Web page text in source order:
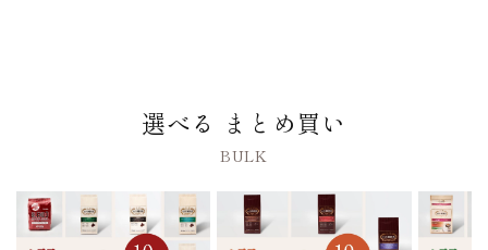
選べる まとめ買い
BULK